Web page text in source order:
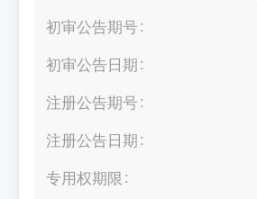
初审公告期号
初审公告日期
注册公告期号
注册公告日期
专用权期限